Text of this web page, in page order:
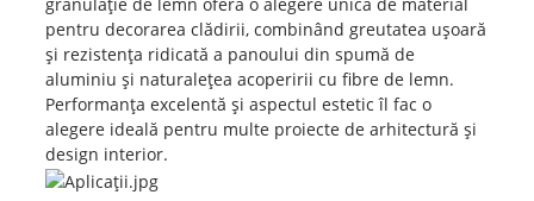
pentru decorarea clădirii, combinând greutatea ușoară
și rezistența ridicată a panoului din spumă de
aluminiu și naturalețea acoperirii cu fibre de lemn.
Performanța excelentă și aspectul estetic îl fac o
alegere ideală pentru multe proiecte de arhitectură și
design interior.